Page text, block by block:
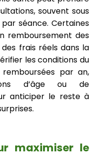
souvent sous
séance. Certaines
remboursement des
frais réels dans la
les conditions du
par an,
d’âge ou de
anticiper le reste à
maximiser le